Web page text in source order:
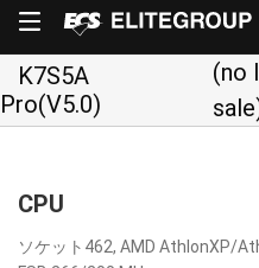
K7S5A
Pro(V5.0)
(no
CPU
ソケット462, AMD AthlonXP/